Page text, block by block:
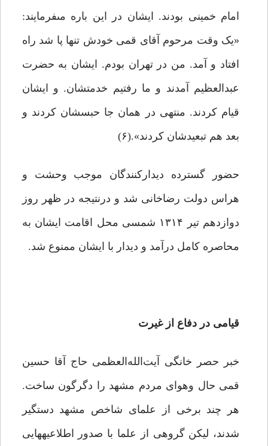
امام خمینى بودند. ایشان در این باره مى‏فرمایند:
«یک ‌وقت مرحوم آقاى قمى خودش تنها پا شد راه
افتاد و آمد. من در تهران بودم. ایشان به حضرت
عبدالعظیم آمدند و ما رفتیم خدمتشان. و ایشان
قیام کردند. منتهى در همان ‌جا حبسشان کردند و
بعد هم تبعیدشان کردند».(۶)
حضور گسترده دیدارکنندگان موجب وحشت و
هراس دولت رضاخانى شد و درنتیجه در ظهر روز
دوازدهم تیر ۱۳۱۴ شمسی محل اقامت ایشان به
محاصره کامل درآمد و دیدار با ایشان ممنوع شد.
قیامی در دفاع از غیرت
خبر حصر خانگی آیت‌الله‌العظمی حاج آقا حسین
قمی حال وهواى مردم مشهد را دگرگون ساخت.
هر چند برخی از علمای شاخص مشهد دستگیر
شدند، لیکن گروهى از علما با صدور اطلاعیه‏هایى